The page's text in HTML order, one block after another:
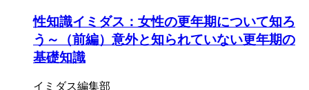
性知識イミダス：女性の更年期について知ろ
う～（前編）意外と知られていない更年期の
基礎知識
イミダス編集部